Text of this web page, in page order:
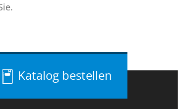
Katalog bestellen